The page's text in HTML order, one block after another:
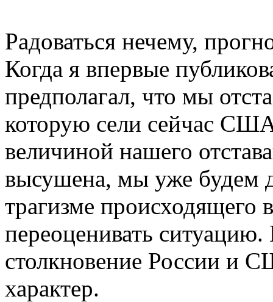
Радоваться нечему,
Когда я впервые
предполагал, что мы
которую сели сейчас
величиной нашего
высушена, мы уже будем
трагизме происходящего
переоценивать
столкновение России и
характер.